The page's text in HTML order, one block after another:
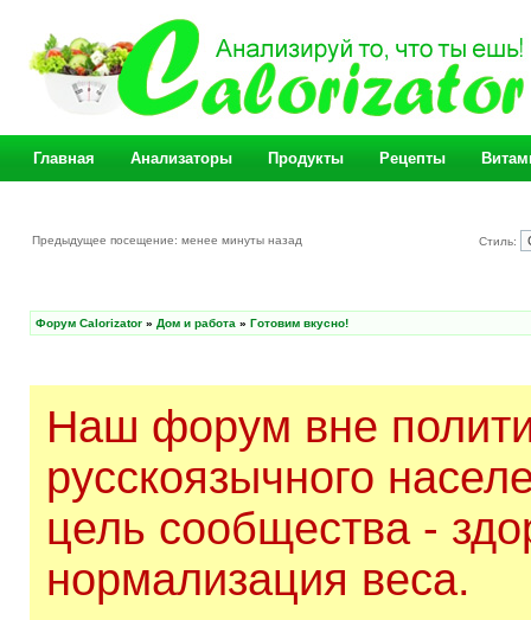
Главная Анализаторы Продукты Рецепты
Предыдущее посещение: менее минуты назад Стиль:
Форум Calorizator » Дом и работа » Готовим вкусно!
Наш форум вне
русскоязычного
цель сообщества -
нормализация веса.